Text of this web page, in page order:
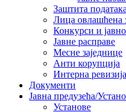
Заштита
Лица овлашћена
Конкурси и
Јавне расправе
Месне заједнице
Анти корупција
Интерна ревизија
Документи
Јавна предузећа/
Установе